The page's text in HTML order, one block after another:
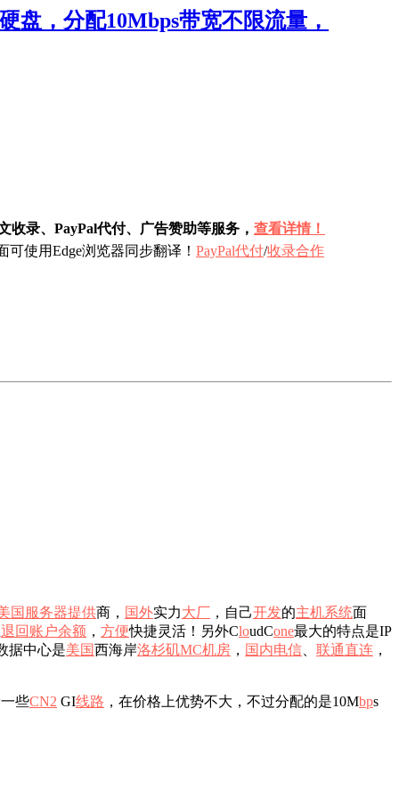
盘，分配10Mbps带宽不限流量，
收录、PayPal代付、广告赞助等服务， 查看详情！
使用Edge浏览器同步翻译！ PayPal代付/收录合作
国 服务器提供商， 国外实力大厂 ，自己开发的主机系统面
退回 账户余额 ， 方便快捷灵活！另外CloudCone最大的特点是IP
据中心是美国西海岸洛杉矶MC机房 ， 国内电信 联通直连 ，
些CN2 GI线路 ，在价格上优势不大，不过分配的是10Mbps